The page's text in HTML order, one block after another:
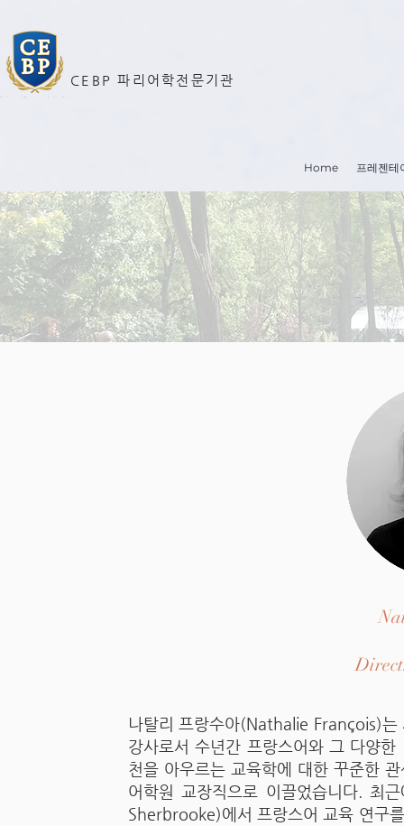
CEBP 파리어학전문기관
Home 프레젠테
나탈리 프랑수아(Nathalie François)
강사로서 수년간 프랑스어와 그 다양
천을 아우르는 교육학에 대한 꾸준한
어학원 교장직으로 이끌었습니다. 최
Sherbrooke)에서 프랑스어 교육 연구